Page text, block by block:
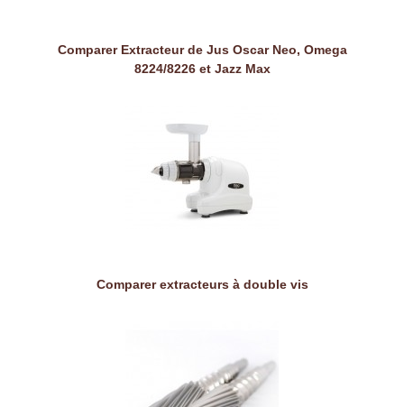
Comparer Extracteur de Jus Oscar Neo, Omega
8224/8226 et Jazz Max
Comparer extracteurs à double vis